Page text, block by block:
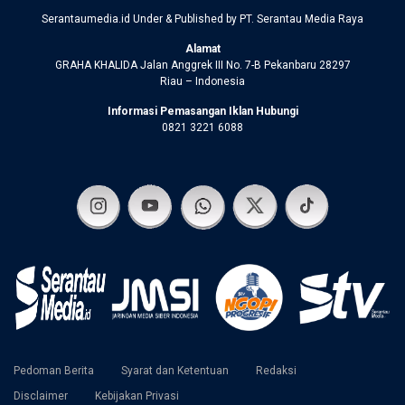
Serantaumedia.id Under & Published by PT. Serantau Media Raya
Alamat
GRAHA KHALIDA Jalan Anggrek III No. 7-B Pekanbaru 28297
Riau – Indonesia
Informasi Pemasangan Iklan Hubungi
0821 3221 6088
Pedoman Berita Syarat dan Ketentuan
Redaksi
Disclaimer
Kebijakan Privasi